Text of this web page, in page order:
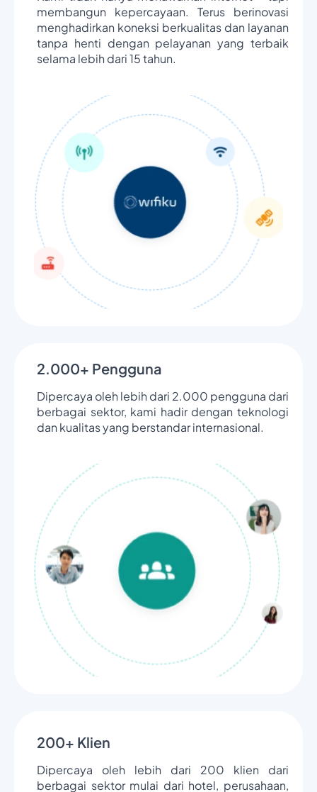
membangun kepercayaan. Terus berinovasi
menghadirkan koneksi berkualitas dan layanan
tanpa henti dengan pelayanan yang terbaik
selama lebih dari 15 tahun.
2.000+ Pengguna
Dipercaya oleh lebih dari 2.000 pengguna dari
berbagai sektor, kami hadir dengan teknologi
dan kualitas yang berstandar internasional.
200+ Klien
Dipercaya oleh lebih dari 200 klien dari
berbagai sektor mulai dari hotel, perusahaan,